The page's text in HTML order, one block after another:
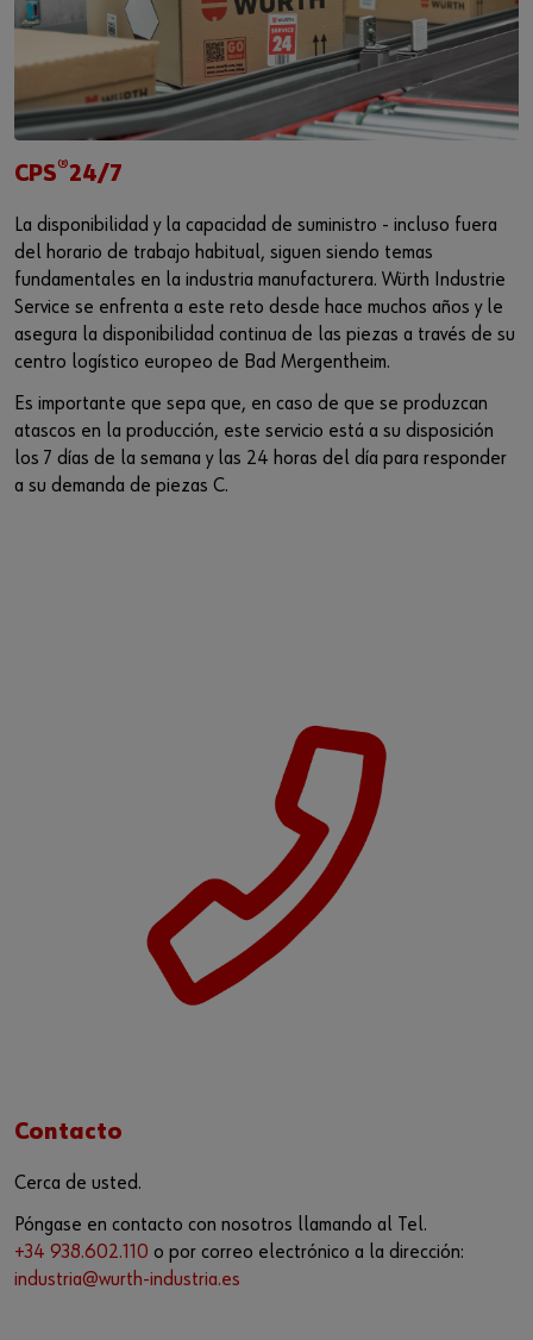
CPS®24/7
La disponibilidad y la capacidad de suministro - incluso fuera
del horario de trabajo habitual, siguen siendo temas
fundamentales en la industria manufacturera. Würth Industrie
Service se enfrenta a este reto desde hace muchos años y le
asegura la disponibilidad continua de las piezas a través de su
centro logístico europeo de Bad Mergentheim.
Es importante que sepa que, en caso de que se produzcan
atascos en la producción, este servicio está a su disposición
los 7 días de la semana y las 24 horas del día para responder
a su demanda de piezas C.
Contacto
Cerca de usted.
Póngase en contacto con nosotros llamando al Tel.
+34 938.602.110 o por correo electrónico a la dirección:
industria@wurth-industria.es